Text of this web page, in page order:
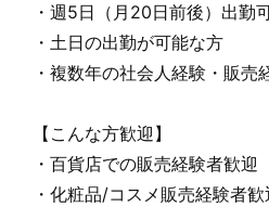
・週5日（月20日前後）出勤
・土日の出勤が可能な方
・複数年の社会人経験・販売
【こんな方歓迎】
・百貨店での販売経験者歓迎
・化粧品/コスメ販売経験者歓